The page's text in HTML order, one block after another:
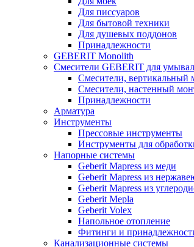
Для писсуаров
Для бытовой техники
Для душевых поддонов
Принадлежности
GEBERIT Monolith
Смесители GEBERIT для
Смесители, вертикальный
Смесители, настенный
Принадлежности
Арматура
Инструменты
Прессовые инструменты
Инструменты для
Напорные системы
Geberit Mapress из меди
Geberit Mapress из
Geberit Mapress из
Geberit Mepla
Geberit Volex
Напольное отопление
Фитинги и
Канализационные системы